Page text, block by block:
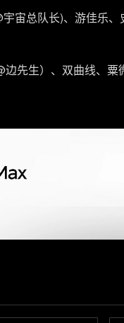
宙总队长)、游佳乐
先生）、双曲线、粟